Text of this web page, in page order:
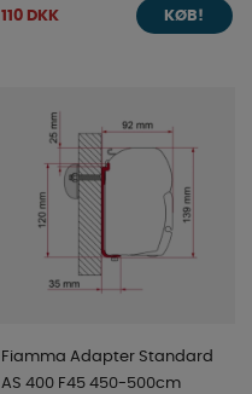
110 DKK KØB!
Fiamma Adapter Standard
AS 400 F45 450-500cm